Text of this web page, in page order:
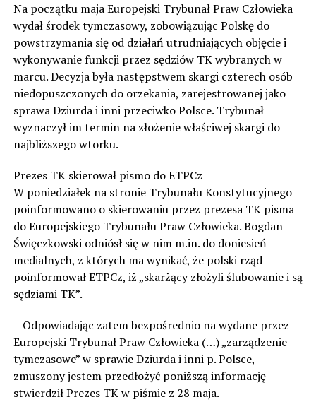
Na początku maja Europejski Trybunał Praw Człowieka
wydał środek tymczasowy, zobowiązując Polskę do
powstrzymania się od działań utrudniających objęcie i
wykonywanie funkcji przez sędziów TK wybranych w
marcu. Decyzja była następstwem skargi czterech osób
niedopuszczonych do orzekania, zarejestrowanej jako
sprawa Dziurda i inni przeciwko Polsce. Trybunał
wyznaczył im termin na złożenie właściwej skargi do
najbliższego wtorku.
Prezes TK skierował pismo do ETPCz
W poniedziałek na stronie Trybunału Konstytucyjnego
poinformowano o skierowaniu przez prezesa TK pisma
do Europejskiego Trybunału Praw Człowieka. Bogdan
Święczkowski odniósł się w nim m.in. do doniesień
medialnych, z których ma wynikać, że polski rząd
poinformował ETPCz, iż „skarżący złożyli ślubowanie i są
sędziami TK”.
– Odpowiadając zatem bezpośrednio na wydane przez
Europejski Trybunał Praw Człowieka (…) „zarządzenie
tymczasowe” w sprawie Dziurda i inni p. Polsce,
zmuszony jestem przedłożyć poniższą informację –
stwierdził Prezes TK w piśmie z 28 maja.